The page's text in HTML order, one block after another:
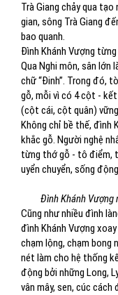
Trà Giang chảy qua
gian, sông Trà Giang
bao quanh.
Đình Khánh Vượng
Qua Nghi môn, sân lớn
chữ “Đinh”. Trong đó,
gỗ, mỗi vì có 4 cột -
(cột cái, cột quân)
Không chỉ bề thế, đình
khắc gỗ. Người nghệ
từng thớ gỗ - tô điểm,
uyển chuyển, sống
Đình Khánh Vượng
Cũng như nhiều đình
đình Khánh Vượng
chạm lộng, chạm bong
nét làm cho hệ thống
động bởi những Long,
vân mây, sen, cúc